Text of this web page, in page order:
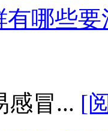
有哪些要
冒... [